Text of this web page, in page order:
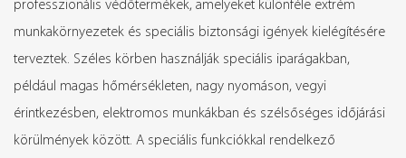
professzionális védőtermékek, amelyeket különféle extrém
munkakörnyezetek és speciális biztonsági igények kielégítésére
terveztek. Széles körben használják speciális iparágakban,
például magas hőmérsékleten, nagy nyomáson, vegyi
érintkezésben, elektromos munkákban és szélsőséges időjárási
körülmények között. A speciális funkciókkal rendelkező